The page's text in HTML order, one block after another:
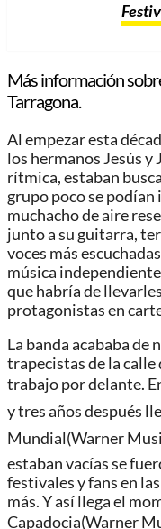
Más información
Tarragona.
Al empezar esta
los hermanos Jesús
rítmica, estaban
grupo poco se podían
muchacho de aire
junto a su guitarra,
voces más
música
que habría de
protagonistas en
La banda acababa de
trapecistas de la
trabajo por delante.
y tres años después
Mundial(Warner
estaban vacías se
festivales y fans en
más. Y así llega el
Capadocia(Warner